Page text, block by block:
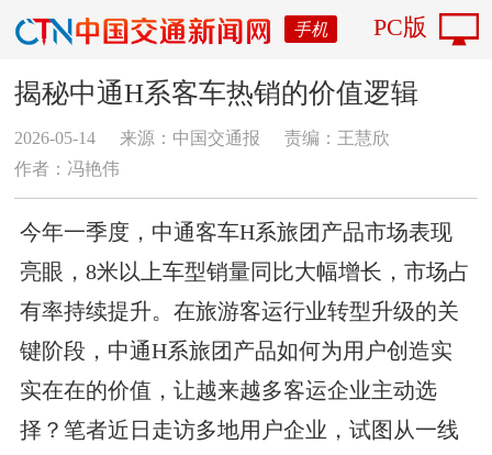
手机 PC版
揭秘中通H系客车热销的价值逻辑
2026-05-14 来源：中国交通报
责编：王慧欣
作者：冯艳伟
今年一季度，中通客车H系旅团产品市场表现
亮眼，8米以上车型销量同比大幅增长，市场占
有率持续提升。在旅游客运行业转型升级的关
键阶段，中通H系旅团产品如何为用户创造实
实在在的价值，让越来越多客运企业主动选
择？笔者近日走访多地用户企业，试图从一线